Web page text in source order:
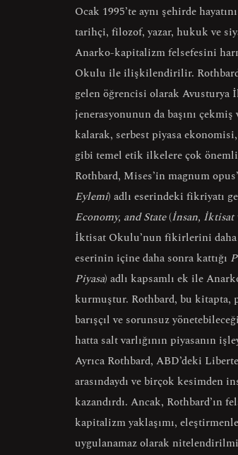
Ocak 1995’te aynı şehirde
tarihçi, filozof, yazar, hukuk ve
Anarko-kapitalizm felsefesini
Okulu ile ilişkilendirilir.
gelen öğrencisi olarak Avusturya
jenerasyonunun da başını
kalarak, serbest piyasa
gibi temel etik ilkelere çok
Rothbard, Mises’in magnum
Eylemi) adlı eserindeki fikriyatı
Economy, and State(İnsan, İktisat
İktisat Okulu’nun fikirlerini daha
eserinin içine daha sonra kattığı
Piyasa) adlı kapsamlı ek ile
kurmuştur. Rothbard, bu kitapta,
barışçıl ve sorunsuz
hatta salt varlığının piyasanın
Ayrıca Rothbard, ABD’deki
arasındaydı ve birçok kesimden
kazandırdı. Ancak, Rothbard’ın
kapitalizm yaklaşımı,
uygulanamaz olarak